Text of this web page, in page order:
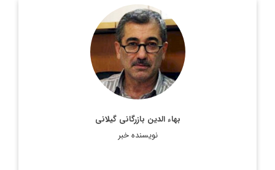
بهاء الدین بازرگانی گیلانی
نویسنده خبر
مترجم و پژوهشگر و متخصص امور اروپا
اطلاعات بیشتر